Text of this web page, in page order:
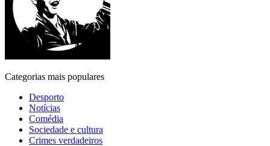
Categorias mais populares
Desporto
Notícias
Comédia
Sociedade e cultura
Crimes verdadeiros